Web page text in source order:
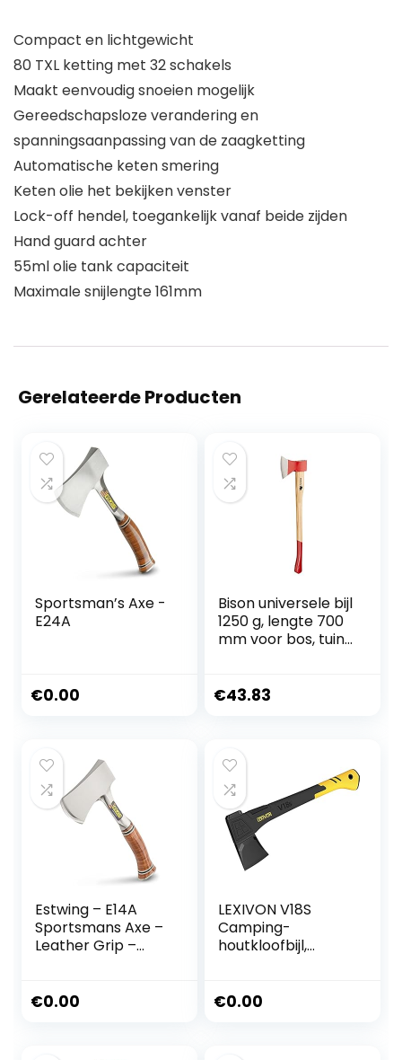
Compact en lichtgewicht
80 TXL ketting met 32 schakels
Maakt eenvoudig snoeien mogelijk
Gereedschapsloze verandering en
spanningsaanpassing van de zaagketting
Automatische keten smering
Keten olie het bekijken venster
Lock-off hendel, toegankelijk vanaf beide zijden
Hand guard achter
55ml olie tank capaciteit
Maximale snijlengte 161mm
Gerelateerde Producten
Sportsman’s Axe -
E24A
€0.00
Bison universele bijl
1250 g, lengte 700
mm voor bos, tuin
€43.83
Estwing – E14A
Sportsmans Axe –
Leather Grip –
€0.00
LEXIVON V18S
Camping-
houtkloofbijl,
ergonomische
€0.00